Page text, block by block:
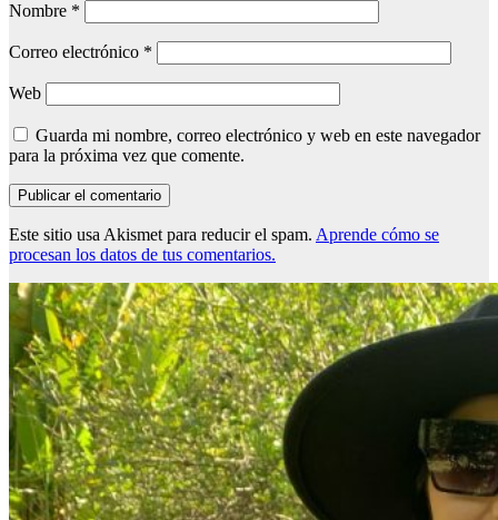
Nombre *
Correo electrónico *
Web
Guarda mi nombre, correo electrónico y web en este navegador
para la próxima vez que comente.
Este sitio usa Akismet para reducir el spam. Aprende cómo se
procesan los datos de tus comentarios.